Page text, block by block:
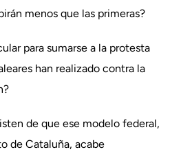
menos que las primeras?
para sumarse a la protesta
han realizado contra la
de que ese modelo federal,
de Cataluña, acabe